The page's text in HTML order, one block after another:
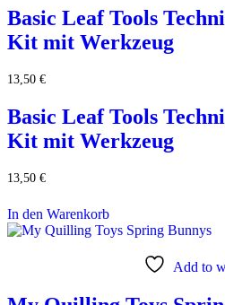
Basic Leaf Tools
Kit mit Werkzeug
13,50 €
Basic Leaf Tools
Kit mit Werkzeug
13,50 €
In den Warenkorb
Add to